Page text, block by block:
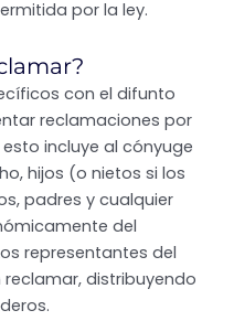
por la ley.
con el difunto
reclamaciones por
incluye al cónyuge
hijos (o nietos si los
padres y cualquier
del
representantes del
distribuyendo